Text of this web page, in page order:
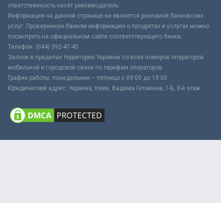
ответственность несёт рекламодатель.
Информация на данной странице не является рекламой банковских
услуг. Проверенную банком информацию о продуктах и услугах можно
посмотреть на официальном сайте соответствующего банка.
Телефон: (044) 392-47-40
Звонок в пределах территории Украины со всех номеров операторов
мобильной и городской связи по тарифам операторов
График работы: понедельник – пятница с 09:00 до 18:00
Юридический адрес: Украина, Киев, Вадима Гетьмана, 1-Б, 3-й этаж